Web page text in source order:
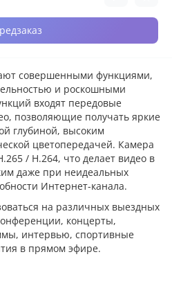
совершенными функциями,
и роскошными
входят передовые
позволяющие получать яркие
глубиной, высоким
цветопередачей. Камера
/ H.264, что делает видео в
даже при неидеальных
Интернет-канала.
на различных выездных
концерты,
интервью, спортивные
в прямом эфире.